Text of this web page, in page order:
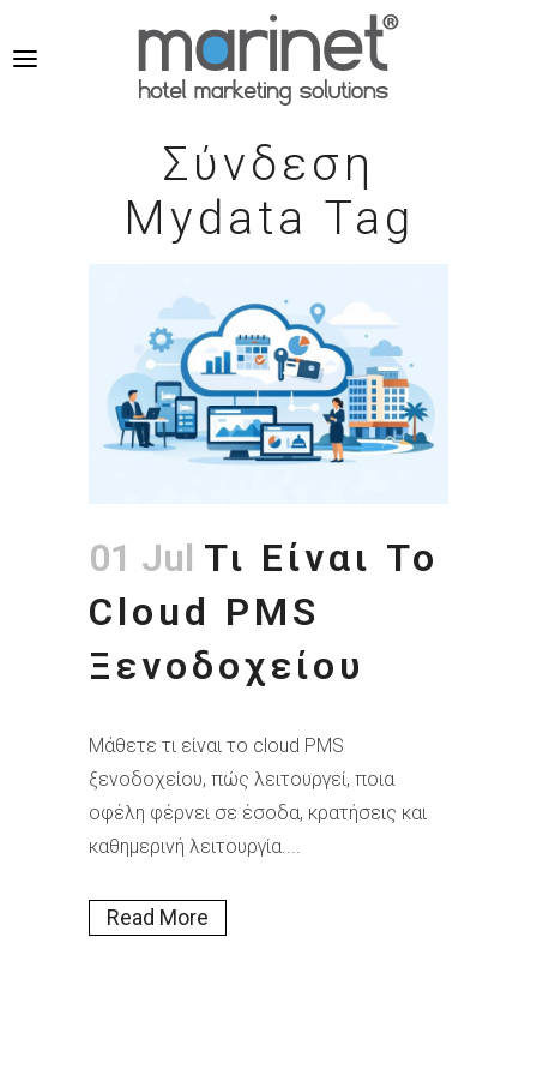
Σύνδεση
Mydata Tag
01 Jul Τι Είναι Το
Cloud PMS
Ξενοδοχείου
Μάθετε τι είναι το cloud PMS
ξενοδοχείου, πώς λειτουργεί, ποια
οφέλη φέρνει σε έσοδα, κρατήσεις και
καθημερινή λειτουργία....
Read More